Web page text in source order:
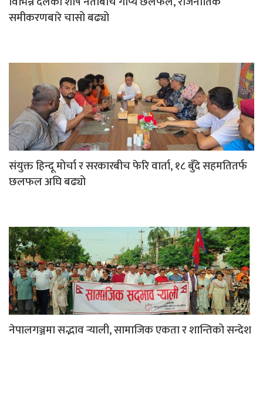
समीकरणबारे चासो बढ्यो
संयुक्त हिन्दू मोर्चा र सरकारबीच फेरि वार्ता, १८ बुँदे सहमतितर्फ
छलफल अघि बढ्यो
नेपालगञ्जमा सद्भाव र्‍याली, सामाजिक एकता र शान्तिको सन्देश